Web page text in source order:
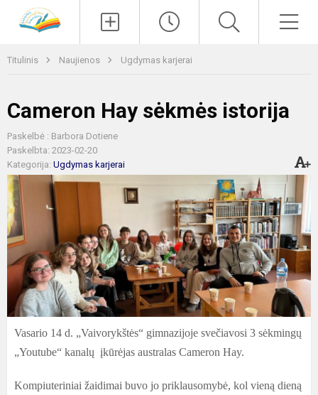
Titulinis Naujienos Ugdymas karjerai
Cameron Hay sėkmės istorija
Paskelbė : Barbora Dotiene
Paskelbta: 2023-02-20
Kategorija: Ugdymas karjerai
Vasario 14 d. „Vaivorykštės“ gimnazijoje svečiavosi 3 sėkmingų
„Youtube“ kanalų įkūrėjas australas Cameron Hay.
Kompiuteriniai žaidimai buvo jo priklausomybė, kol vieną dieną